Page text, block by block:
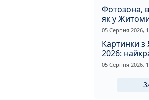
Фотозона,
як у
Прапора та
05 Серпня 2026,
Картинки
2026:
щирі
05 Серпня 2026,